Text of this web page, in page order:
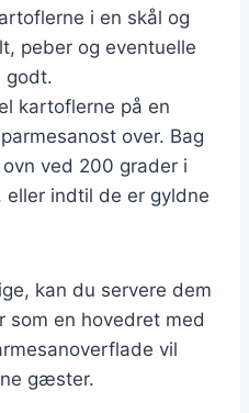
i en skål og
peber og eventuelle
godt.
kartoflerne på en
over. Bag
ved 200 grader i
indtil de er gyldne
kan du servere dem
som en hovedret med
vil
gæster.